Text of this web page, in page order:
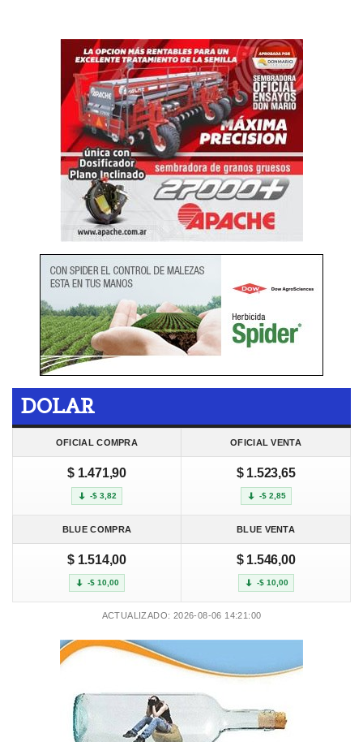
DOLAR
OFICIAL COMPRA OFICIAL VENTA
$ 1.471,90
-$ 3,82
$ 1.523,65
-$ 2,85
BLUE COMPRA BLUE VENTA
$ 1.514,00
-$ 10,00
$ 1.546,00
-$ 10,00
ACTUALIZADO: 2026-08-06 14:21:00